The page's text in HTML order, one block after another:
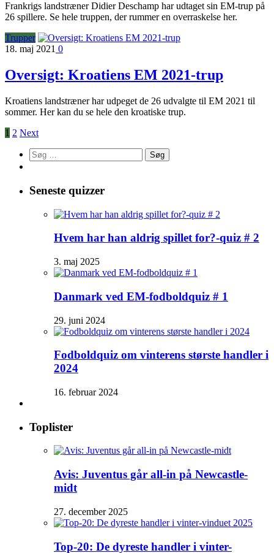
Frankrigs landstræner Didier Deschamp har udtaget sin EM-trup på
26 spillere. Se hele truppen, der rummer en overraskelse her.
Trupper
18. maj 2021 0
Oversigt: Kroatiens EM 2021-trup
Kroatiens landstræner har udpeget de 26 udvalgte til EM 2021 til
sommer. Her kan du se hele den kroatiske trup.
1 2 Next
Søg
efter:
Seneste quizzer
Hvem har han aldrig spillet for?-quiz # 2
3. maj 2025
Danmark ved EM-fodboldquiz # 1
29. juni 2024
Fodboldquiz om vinterens største handler i
2024
16. februar 2024
Toplister
Avis: Juventus går all-in på Newcastle-
midt
27. december 2025
Top-20: De dyreste handler i vinter-